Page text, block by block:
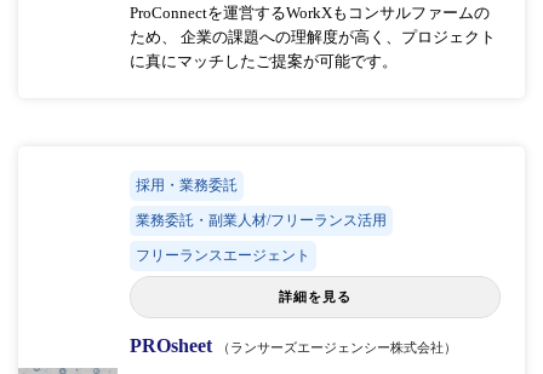
ProConnectを運営するWorkXもコンサルファームの
ため、 企業の課題への理解度が高く、プロジェクト
に真にマッチしたご提案が可能です。
採用・業務委託
業務委託・副業人材/フリーランス活用
フリーランスエージェント
詳細を見る
PROsheet （ランサーズエージェンシー株式会社）